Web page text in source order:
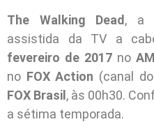
The Walking Dead, a
assistida da TV a
fevereiro de 2017no
no FOX Action (canal
FOX Brasil, às 00h30.
a sétima temporada.